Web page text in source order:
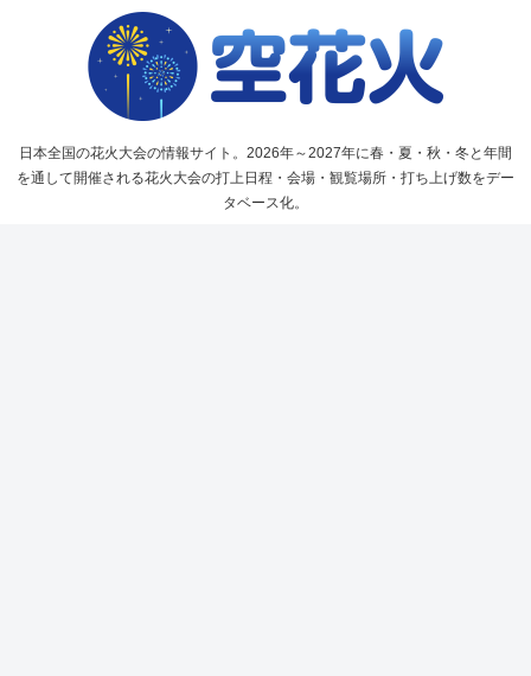
日本全国の花火大会の情報サイト。2026年～2027年に春・夏・秋・冬と年間
を通して開催される花火大会の打上日程・会場・観覧場所・打ち上げ数をデー
タベース化。